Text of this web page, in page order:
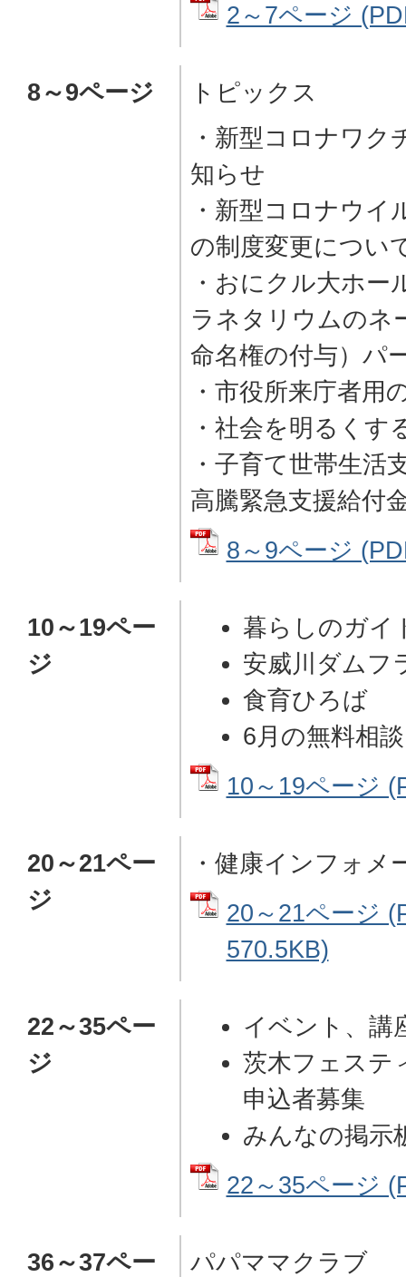
2～7ページ
8～9ページ
トピックス
・新型コロナワク
知らせ
・新型コロナウイ
の制度変更につい
・おにクル大ホー
ラネタリウムのネ
命名権の付与）パ
・市役所来庁者用
・社会を明るくす
・子育て世帯生活
高騰緊急支援給付
8～9ページ
10～19ペー
ジ
暮らしのガイ
安威川ダムフ
食育ひろば
6月の無料相談
10～19ページ
20～21ペー
ジ
・健康インフォメ
20～21ページ
570.5KB)
22～35ペー
ジ
イベント、講
茨木フェステ
申込者募集
みんなの掲示
22～35ページ
36～37ペー
パパママクラブ